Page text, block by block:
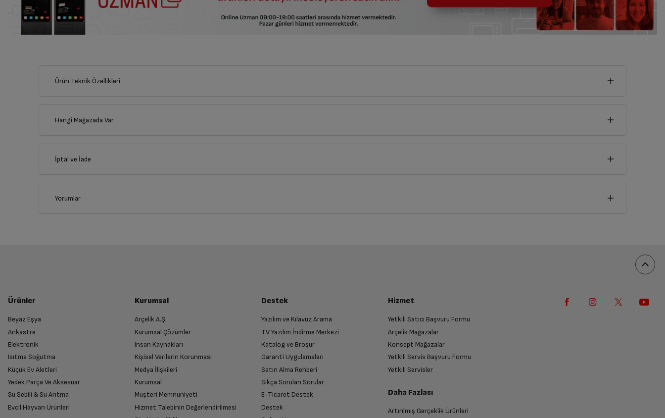
Ürün Teknik Özellikleri
Var
Hangi Mağazada Var
İptal ve İade
Ürünü Yetkili Servise Teslim Edin
Ürünü eksiksiz ve hasarsız olarak faturası ile birlikte yetkili servise teslim edin.
İade Talebiniz Onaylansın
Yetkili servis gerekli kontrolleri sağladıktan sonra İade süreciniz tamamlanacaktır.
Yorumlar
Ürünler
Beyaz Eşya
Ankastre
Elektronik
Isıtma Soğutma
Küçük Ev Aletleri
Yedek Parça Ve Aksesuar
Su Sebili & Su Arıtma
Evcil Hayvan Ürünleri
Kurumsal
Arçelik A.Ş.
Kurumsal Çözümler
Insan Kaynakları
Kişisel Verilerin Korunması
Medya İlişkileri
Kurumsal
Müşteri Memnuniyeti
Hizmet Talebinin Değerlendirilmesi
Destek
Yazılım ve Kılavuz Arama
TV Yazılım İndirme Merkezi
Katalog ve Broşür
Garanti Uygulamaları
Satın Alma Rehberi
Sıkça Sorulan Sorular
E-Ticaret Destek
Destek
Hizmet
Yetkili Satıcı Başvuru Formu
Arçelik Mağazalar
Konsept Mağazalar
Yetkili Servis Başvuru Formu
Yetkili Servisler
Daha Fazlası
Artırılmış Gerçeklik Ürünleri